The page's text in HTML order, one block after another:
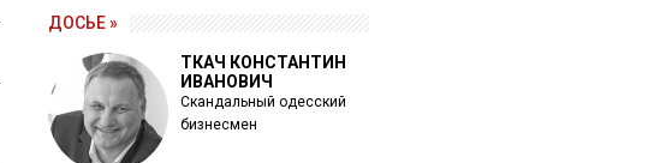
ДОСЬЕ »
ТКАЧ КОНСТАНТИН
ИВАНОВИЧ
Скандальный одесский
бизнесмен